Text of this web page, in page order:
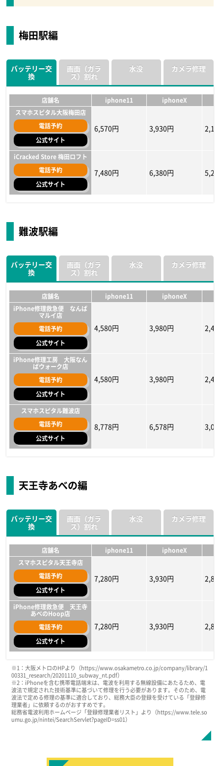
梅田駅編
バッテリー交
換
店舗名 iphone11 iphoneX
スマホスピタル大阪梅田店
電話予約
公式サイト
6,570円 3,930円
iCracked Store 梅田ロフト
電話予約
公式サイト
7,480円 6,380円
画面（ガラ
ス）割れ
スマホスピタル大阪梅田店
電話予約
iCracked Store 梅田ロフト
公式サイト
17,380円～ 17,380円～
水没
スマホスピタル大阪梅田店
電話予約
iCracked Store 梅田ロフト
公式サイト
10,780円～ 10,780円～
カメラ修理
スマホスピタル大阪梅田店
電話予約
iCracked Store 梅田ロフト
公式サイト
14,080円 14,080円
難波駅編
バッテリー交
換
店舗名 iphone11 iphoneX
iPhone修理救急便 なんば
マルイ店
電話予約
公式サイト
4,580円 3,980円
iPhone修理工房 大阪なん
ばウォーク店
電話予約
公式サイト
4,580円 3,980円
スマホスピタル難波店
電話予約
公式サイト
8,778円 6,578円
画面（ガラ
ス）割れ
iPhone修理救急便 なんば
マルイ店
公式サイト
iPhone修理工房 大阪なん
ばウォーク店
電話予約
公式サイト
6,750円 7,280円
スマホスピタル難波店
電話予約
公式サイト
水没
iPhone修理救急便 なんば
マルイ店
公式サイト
iPhone修理工房 大阪なん
ばウォーク店
電話予約
公式サイト
5,500円 5,500円
スマホスピタル難波店
電話予約
公式サイト
カメラ修理
iPhone修理工房 大阪なん
ばウォーク店
公式サイト
スマホスピタル難波店
電話予約
公式サイト
13,178円 10,648円
iPhone修理救急便 なんば
マルイ店
電話予約
公式サイト
天王寺あべの編
バッテリー交
換
店舗名 iphone11 iphoneX
スマホスピタル天王寺店
電話予約
公式サイト
7,280円 3,930円
iPhone修理救急便 天王寺
あべのHoop店
電話予約
公式サイト
7,280円 3,930円
画面（ガラ
ス）割れ
店舗名 iphone11 iphoneX
スマホスピタル天王寺店
電話予約
公式サイト
4,880円 3,700円 900
iPhone修理救急便 天王寺
公式サイト
水没
店舗名 iphone11 iphoneX
スマホスピタル天王寺店
電話予約
公式サイト
5,400円 5,000円
iPhone修理救急便 天王寺
公式サイト
カメラ修理
店舗名 iphone11 iphoneX
スマホスピタル天王寺店
電話予約
公式サイト
10,900円 8,400円
iPhone修理救急便 天王寺
公式サイト
HP
※1：大阪メトロのHPより（https://www.osakametro.co.jp/company/library/1
00331_research/20201110_subway_nt.pdf）
※2：iPhoneを含む携帯電話端末は、電波を利用する無線設備にあたるため、電
波法で規定された技術基準に基づいて修理を行う必要があります。そのため、電
波法で定める修理の基準に適合しており、総務大臣の登録を受けている「登録修
理業者」に依頼するのがおすすめです。
総務省電波利用ホームページ「登録修理業者リスト」より（https://www.tele.so
umu.go.jp/nintei/SearchServlet?pageID=ss01）